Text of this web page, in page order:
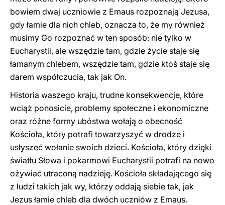
bowiem dwaj uczniowie z Emaus rozpoznają Jezusa,
gdy łamie dla nich chleb, oznacza to, że my również
musimy Go rozpoznać w ten sposób: nie tylko w
Eucharystii, ale wszędzie tam, gdzie życie staje się
łamanym chlebem, wszędzie tam, gdzie ktoś staje się
darem współczucia, tak jak On.
Historia waszego kraju, trudne konsekwencje, które
wciąż ponosicie, problemy społeczne i ekonomiczne
oraz różne formy ubóstwa wołają o obecność
Kościoła, który potrafi towarzyszyć w drodze i
usłyszeć wołanie swoich dzieci. Kościoła, który dzięki
światłu Słowa i pokarmowi Eucharystii potrafi na nowo
ożywiać utraconą nadzieję. Kościoła składającego się
z ludzi takich jak wy, którzy oddają siebie tak, jak
Jezus łamie chleb dla dwóch uczniów z Emaus.